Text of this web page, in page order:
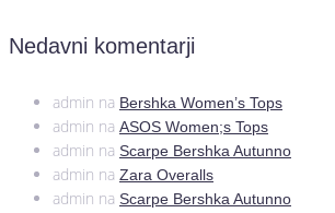
Nedavni komentarji
admin na Bershka Women’s Tops
admin na ASOS Women;s Tops
admin na Scarpe Bershka Autunno
admin na Zara Overalls
admin na Scarpe Bershka Autunno